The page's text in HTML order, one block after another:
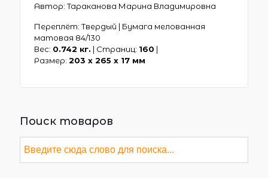
Автор: Тараканова Марина Владимировна
Переплёт: Твердый | Бумага мелованная
матовая 84/130
Вес: 0.742 кг. | Страниц: 160 |
Размер:203 х 265 x 17 мм
Поиск товаров